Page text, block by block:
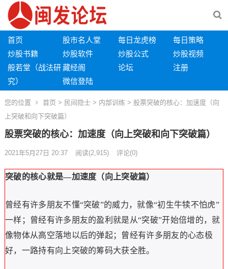
首页 股市名人堂 每日龙虎榜
每日策略
炒股书籍
炒股软件 炒股公式
炒股视频
般若堂（战法研
究）
藏经阁 论坛
注册
微信登陆
您的位置 首页 > 民间隐士> 内部训练 > 股票突破的核心：加速度（向
上突破和向下突破篇）
股票突破的核心：加速度（向上突破和向下突破篇）
2021年5月27日 20:37 阅读(2,915) 评论(0)
突破的核心就是—加速度（向上突破篇）
曾经有许多朋友不懂“突破”的威力，就像“初生牛犊不怕虎”
一样；曾经有许多朋友的盈利就是从“突破”开始倍增的，就
像物体从高空落地以后的弹起；曾经有许多朋友的心态极
好，一路持有向上突破的筹码大获全胜。